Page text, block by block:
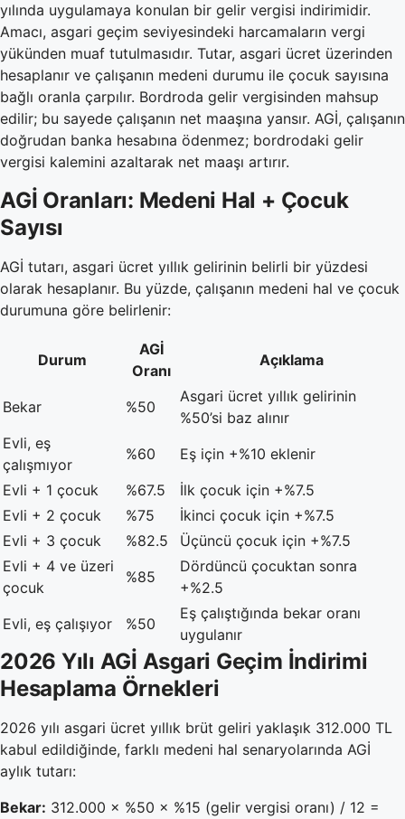
yılında uygulamaya konulan bir gelir vergisi indirimidir.
Amacı, asgari geçim seviyesindeki harcamaların vergi
yükünden muaf tutulmasıdır. Tutar, asgari ücret üzerinden
hesaplanır ve çalışanın medeni durumu ile çocuk sayısına
bağlı oranla çarpılır. Bordroda gelir vergisinden mahsup
edilir; bu sayede çalışanın net maaşına yansır. AGİ, çalışanın
doğrudan banka hesabına ödenmez; bordrodaki gelir
vergisi kalemini azaltarak net maaşı artırır.
AGİ Oranları: Medeni Hal + Çocuk
Sayısı
AGİ tutarı, asgari ücret yıllık gelirinin belirli bir yüzdesi
olarak hesaplanır. Bu yüzde, çalışanın medeni hal ve çocuk
durumuna göre belirlenir:
Durum
AGİ
Oranı
Açıklama
Bekar %50
Asgari ücret yıllık gelirinin
%50’si baz alınır
Evli, eş
çalışmıyor
%60
Eş için +%10 eklenir
Evli + 1 çocuk
%67.5
İlk çocuk için +%7.5
Evli + 2 çocuk
%75
İkinci çocuk için +%7.5
Evli + 3 çocuk
%82.5
Üçüncü çocuk için +%7.5
Evli + 4 ve üzeri
çocuk
%85
Dördüncü çocuktan sonra
+%2.5
Evli, eş çalışıyor
%50
Eş çalıştığında bekar oranı
uygulanır
2026 Yılı AGİ Asgari Geçim İndirimi
Hesaplama Örnekleri
2026 yılı asgari ücret yıllık brüt geliri yaklaşık 312.000 TL
kabul edildiğinde, farklı medeni hal senaryolarında AGİ
aylık tutarı:
Bekar: 312.000 × %50 × %15 (gelir vergisi oranı) / 12 =